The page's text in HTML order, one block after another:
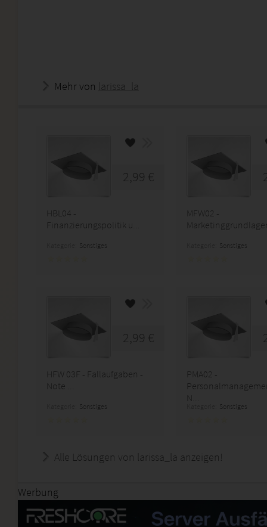
Mehr von larissa_la
2,99 €
HBL04 -
Finanzierungspolitik u...
Sonstiges
MFW02 -
Sonstiges
2,99 €
HFW 03F - Fallaufgaben -
Note ...
Sonstiges
PMA02 -
Sonstiges
Alle Lösungen von larissa_la anzeigen!
Werbung